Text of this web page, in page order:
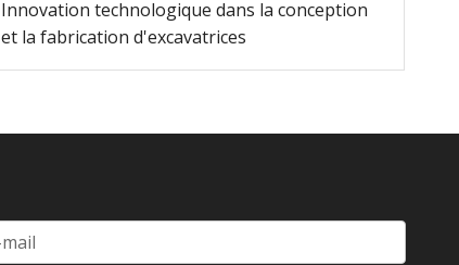
Innovation technologique dans la conception
et la fabrication d'excavatrices